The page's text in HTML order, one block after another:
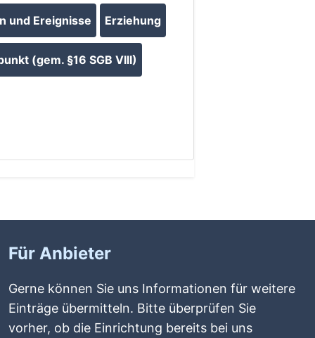
und Ereignisse Erziehung
(gem. §16 SGB VIII)
Für Anbieter
Gerne können Sie uns Informationen für weitere
Einträge übermitteln. Bitte überprüfen Sie
vorher, ob die Einrichtung bereits bei uns